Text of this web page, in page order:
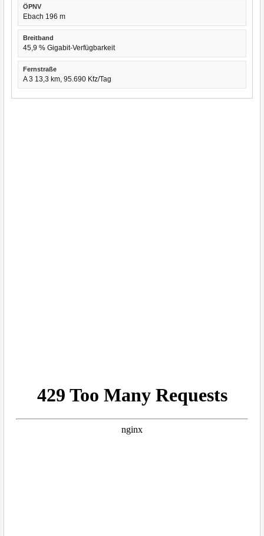
ÖPNV
Ebach 196 m
Breitband
45,9 % Gigabit-Verfügbarkeit
Fernstraße
A 3 13,3 km, 95.690 Kfz/Tag